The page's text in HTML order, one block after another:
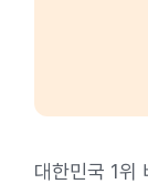
대한민국 1위